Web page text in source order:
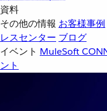
資料
その他の情報 お客様事例
レスセンター ブログ
イベント MuleSoft
ント